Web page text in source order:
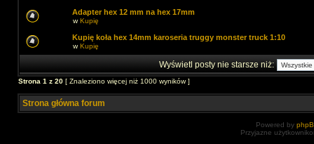
Adapter hex 12 mm na hex 17mm
wKupię
Kupię koła hex 14mm karoseria truggy monster truck 1:10
wKupię
Wyświetl posty nie starsze niż:
Strona 1 z 20 [ Znaleziono więcej niż 1000 wyników ]
Strona główna forum
Powered by
Przyjazne